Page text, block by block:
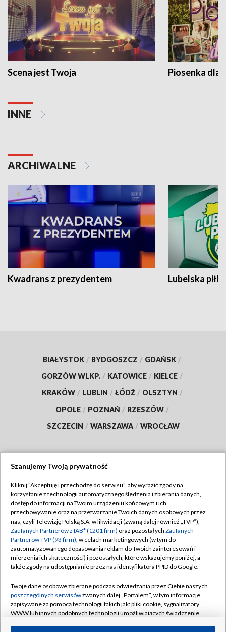
Scena jest Twoja Piosenka dla
INNE
ARCHIWALNE
Kwadrans z prezydentem Lubelska piłka
BIAŁYSTOK / BYDGOSZCZ / GDAŃSK /
GORZÓW WLKP. / KATOWICE / KIELCE /
KRAKÓW / LUBLIN / ŁÓDŹ / OLSZTYN /
OPOLE / POZNAŃ / RZESZÓW /
SZCZECIN / WARSZAWA / WROCŁAW
TVP
Abonament TVP
Emisja w TVP
Centrum informacji TVP
Naziemna Telewizja Cyfrowa
Rada Programowa
System NOS
Informacje o nadawcy
Regulamin TVP
Polityka prywatności
Moje zgody
Pomoc
Kontakt
Kanały
Szanujemy Twoją prywatność
Kliknij "Akceptuję i przechodzę do serwisu", aby wyrazić zgody na
korzystanie z technologii automatycznego śledzenia i zbierania danych,
dostęp do informacji na Twoim urządzeniu końcowym i ich
przechowywanie oraz na przetwarzanie Twoich danych osobowych przez
nas, czyli Telewizję Polską S.A. w likwidacji (zwaną dalej również „TVP”),
Zaufanych Partnerów z IAB* (1201 firm) oraz pozostałych Zaufanych
Partnerów TVP (93 firm), w celach marketingowych (w tym do
zautomatyzowanego dopasowania reklam do Twoich zainteresowań i
mierzenia ich skuteczności) i pozostałych, które wskazujemy poniżej, a
także zgody na udostępnianie przez nas identyfikatora PPID do Google.
Twoje dane osobowe zbierane podczas odwiedzania przez Ciebie naszych
poszczególnych serwisówzwanych dalej „Portalem”, w tym informacje
zapisywane za pomocą technologii takich jak: pliki cookie, sygnalizatory
WWW lub innych podobnych technologii umożliwiających świadczenie